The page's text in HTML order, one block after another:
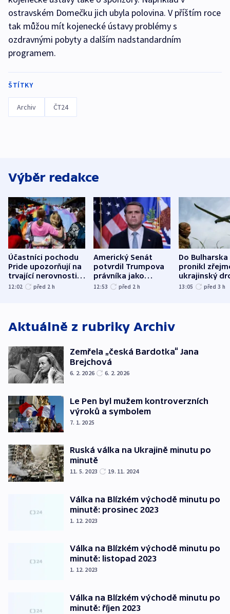
ostravském Domečku jich ubyla polovina. V příštím roce
tak můžou mít kojenecké ústavy problémy s
ozdravnými pobyty a dalším nadstandardním
programem.
ŠTÍTKY
Archiv ČT24
Výběr redakce
Účastníci pochodu
Pride upozorňují na
trvající nerovnosti i
společenskou
12:02 před 2 h
Americký Senát
potvrdil Trumpova
právníka jako
ministra
12:53 před 2 h
Do Bulharska
pronikl
ukrajinský
explodoval
13:05 před 3 h
Aktuálně z rubriky Archiv
Zemřela „česká Bardotka“ Jana
Brejchová
6. 2. 2026 6. 2. 2026
Le Pen byl mužem kontroverzních
výroků a symbolem
7. 1. 2025
Ruská válka na Ukrajině minutu po
minutě
11. 5. 2023 19. 11. 2024
Válka na Blízkém východě minutu po
minutě: prosinec 2023
1. 12. 2023
Válka na Blízkém východě minutu po
minutě: listopad 2023
1. 12. 2023
Válka na Blízkém východě minutu po
minutě: říjen 2023